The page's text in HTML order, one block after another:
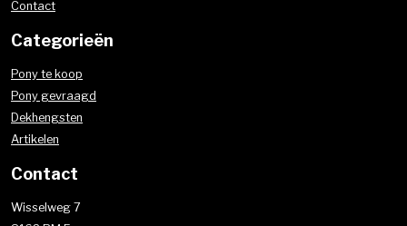
Contact
Categorieën
Pony te koop
Pony gevraagd
Dekhengsten
Artikelen
Contact
Wisselweg 7